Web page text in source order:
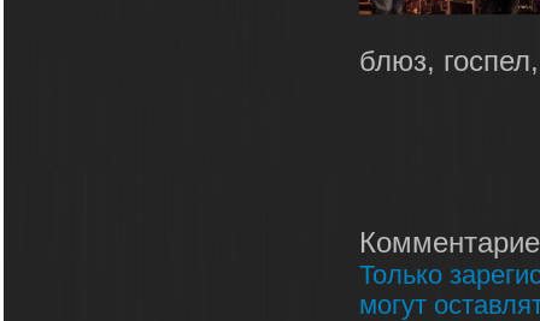
блюз,
Только
могут